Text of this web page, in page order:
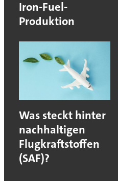
Iron-Fuel-
Produktion
Was steckt hinter
nachhaltigen
Flugkraftstoffen
(SAF)?